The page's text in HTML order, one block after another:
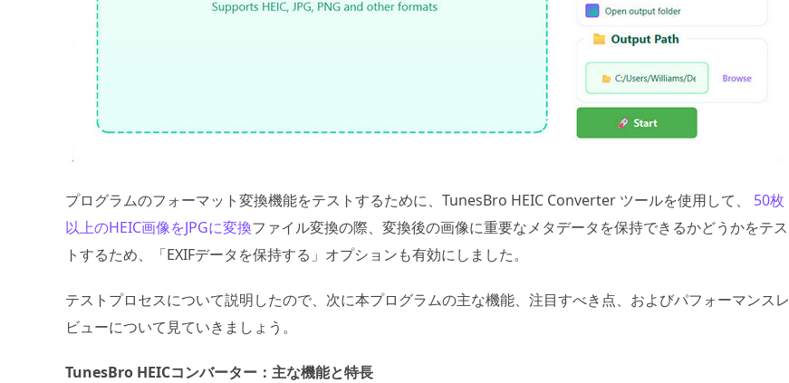
プログラムのフォーマット変換機能をテストするために、TunesBro HEIC Converter ツールを使用して、 50枚
以上のHEIC画像をJPGに変換ファイル変換の際、変換後の画像に重要なメタデータを保持できるかどうかをテス
トするため、「EXIFデータを保持する」オプションも有効にしました。
テストプロセスについて説明したので、次に本プログラムの主な機能、注目すべき点、およびパフォーマンスレ
ビューについて見ていきましょう。
TunesBro HEICコンバーター：主な機能と特長